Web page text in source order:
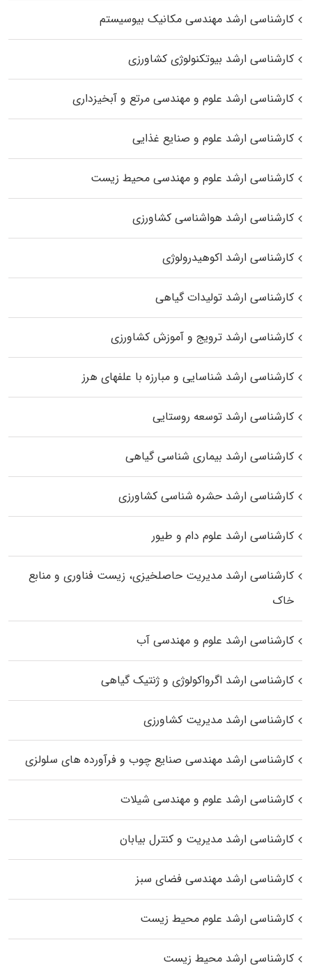
کارشناسی ارشد مهندسی مکانیک بیوسیستم
کارشناسی ارشد بیوتکنولوژی کشاورزی
کارشناسی ارشد علوم و مهندسی مرتع و آبخیزداری
کارشناسی ارشد علوم و صنایع غذایی
کارشناسی ارشد علوم و مهندسی محیط زیست
کارشناسی ارشد هواشناسی کشاورزی
کارشناسی ارشد اکوهیدرولوژی
کارشناسی ارشد تولیدات گیاهی
کارشناسی ارشد ترویج و آموزش کشاورزی
کارشناسی ارشد شناسایی و مبارزه با علفهای هرز
کارشناسی ارشد توسعه روستایی
کارشناسی ارشد بیماری‌ شناسی گیاهی
کارشناسی ارشد حشره‌ شناسی کشاورزی
کارشناسی ارشد علوم دام و طیور
کارشناسی ارشد مدیریت حاصلخیزی، زیست فناوری و منابع
خاک
کارشناسی ارشد علوم و مهندسی آب
کارشناسی ارشد اگرواکولوژی و ژنتیک گیاهی
کارشناسی ارشد مدیریت کشاورزی
کارشناسی ارشد مهندسی صنایع چوب و فرآورده‌ های سلولزی
کارشناسی ارشد علوم و مهندسی شیلات
کارشناسی ارشد مدیریت و کنترل بیابان
کارشناسی ارشد مهندسی فضای سبز
کارشناسی ارشد علوم محیط‌ زیست
کارشناسی ارشد محیط زیست